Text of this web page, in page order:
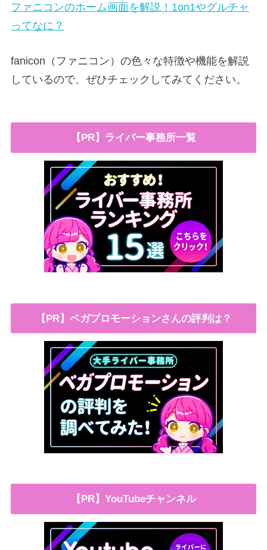
ファニコンのホーム画面を解説！1on1やグルチャ
ってなに？
fanicon（ファニコン）の色々な特徴や機能を解説
しているので、ぜひチェックしてみてください。
【PR】ライバー事務所一覧
【PR】ベガプロモーションさんの評判は？
【PR】YouTubeチャンネル